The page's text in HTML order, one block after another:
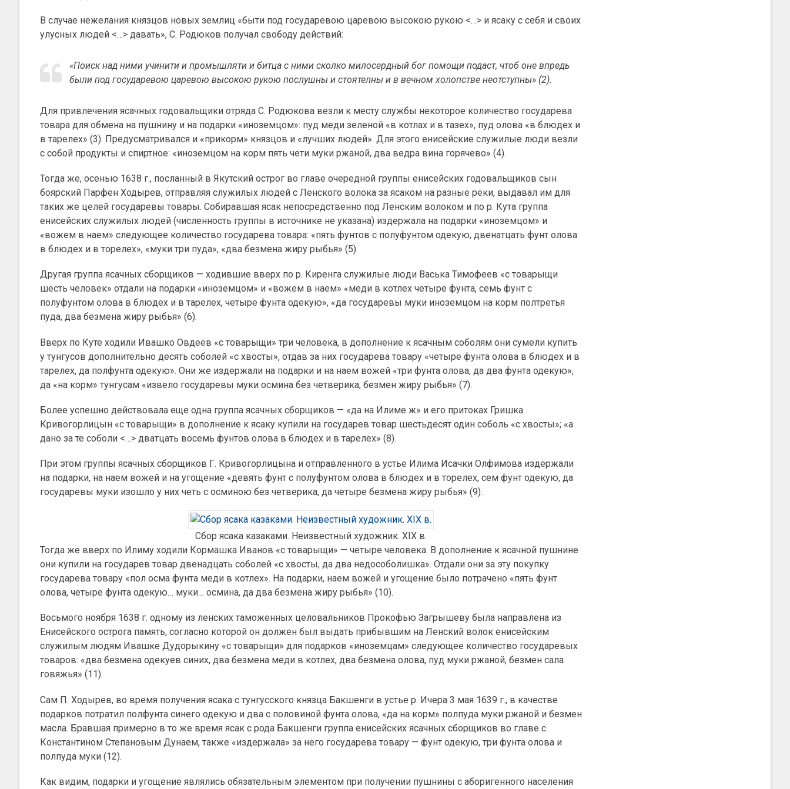
В случае нежелания князцов новых землиц «быти под государевою царевою высокою рукою <…> и ясаку с себя и своих
улусных людей <…> давать», С. Родюков получал свободу действий:
«Поиск над ними учинити и промышляти и битца с ними сколко милосердный бог помощи подаст, чтоб оне впредь
были под государевою царевою высокою рукою послушны и стоятелны и в вечном холопстве неотступны» (2).
Для привлечения ясачных годовальщики отряда С. Родюкова везли к месту службы некоторое количество государева
товара для обмена на пушнину и на подарки «иноземцом»: пуд меди зеленой «в котлах и в тазех», пуд олова «в блюдех и
в тарелех» (3). Предусматривался и «прикорм» князцов и «лучших людей». Для этого енисейские служилые люди везли
с собой продукты и спиртное: «иноземцом на корм пять чети муки ржаной, два ведра вина горячево» (4).
Тогда же, осенью 1638 г., посланный в Якутский острог во главе очередной группы енисейских годовальщиков сын
боярский Парфен Ходырев, отправляя служилых людей с Ленского волока за ясаком на разные реки, выдавал им для
таких же целей государевы товары. Собиравшая ясак непосредственно под Ленским волоком и по р. Кута группа
енисейских служилых людей (численность группы в источнике не указана) издержала на подарки «иноземцом» и
«вожем в наем» следующее количество государева товара: «пять фунтов с полуфунтом одекую, двенатцать фунт олова
в блюдех и в торелех», «муки три пуда», «два безмена жиру рыбья» (5).
Другая группа ясачных сборщиков — ходившие вверх по р. Киренга служилые люди Васька Тимофеев «с товарыщи
шесть человек» отдали на подарки «иноземцом» и «вожем в наем» «меди в котлех четыре фунта, семь фунт с
полуфунтом олова в блюдех и в тарелех, четыре фунта одекую», «да государевы муки иноземцом на корм полтретья
пуда, два безмена жиру рыбья» (6).
Вверх по Куте ходили Ивашко Овдеев «с товарыщи» три человека, в дополнение к ясачным соболям они сумели купить
у тунгусов дополнительно десять соболей «с хвосты», отдав за них государева товару «четыре фунта олова в блюдех и в
тарелех, да полфунта одекую». Они же издержали на подарки и на наем вожей «три фунта олова, да два фунта одекую»,
да «на корм» тунгусам «извело государевы муки осмина без четверика, безмен жиру рыбья» (7).
Более успешно действовала еще одна группа ясачных сборщиков — «да на Илиме ж» и его притоках Гришка
Кривогорлицын «с товарыщи» в дополнение к ясаку купили на государев товар шестьдесят один соболь «с хвосты»; «а
дано за те соболи <…> дватцать восемь фунтов олова в блюдех и в тарелех» (8).
При этом группы ясачных сборщиков Г. Кривогорлицына и отправленного в устье Илима Исачки Олфимова издержали
на подарки, на наем вожей и на угощение «девять фунт с полуфунтом олова в блюдех и в торелех, сем фунт одекую, да
государевы муки изошло у них четь с осминою без четверика, да четыре безмена жиру рыбья» (9).
Сбор ясака казаками. Неизвестный художник. XIX в.
Тогда же вверх по Илиму ходили Кормашка Иванов «с товарыщи» — четыре человека. В дополнение к ясачной пушнине
они купили на государев товар двенадцать соболей «с хвосты, да два недособолишка». Отдали они за эту покупку
государева товару «пол осма фунта меди в котлех». На подарки, наем вожей и угощение было потрачено «пять фунт
олова, четыре фунта одекую… муки… осмина, да два безмена жиру рыбья» (10).
Восьмого ноября 1638 г. одному из ленских таможенных целовальников Прокофью Загрышеву была направлена из
Енисейского острога память, согласно которой он должен был выдать прибывшим на Ленский волок енисейским
служилым людям Ивашке Дудорыкину «с товарыщи» для подарков «иноземцам» следующее количество государевых
товаров: «два безмена одекуев синих, два безмена меди в котлех, два безмена олова, пуд муки ржаной, безмен сала
говяжья» (11).
Сам П. Ходырев, во время получения ясака с тунгусского князца Бакшенги в устье р. Ичера 3 мая 1639 г., в качестве
подарков потратил полфунта синего одекую и два с половиной фунта олова, «да на корм» полпуда муки ржаной и безмен
масла. Бравшая примерно в то же время ясак с рода Бакшенги группа енисейских ясачных сборщиков во главе с
Константином Степановым Дунаем, также «издержала» за него государева товару — фунт одекую, три фунта олова и
полпуда муки (12).
Как видим, подарки и угощение являлись обязательным элементом при получении пушнины с аборигенного населения